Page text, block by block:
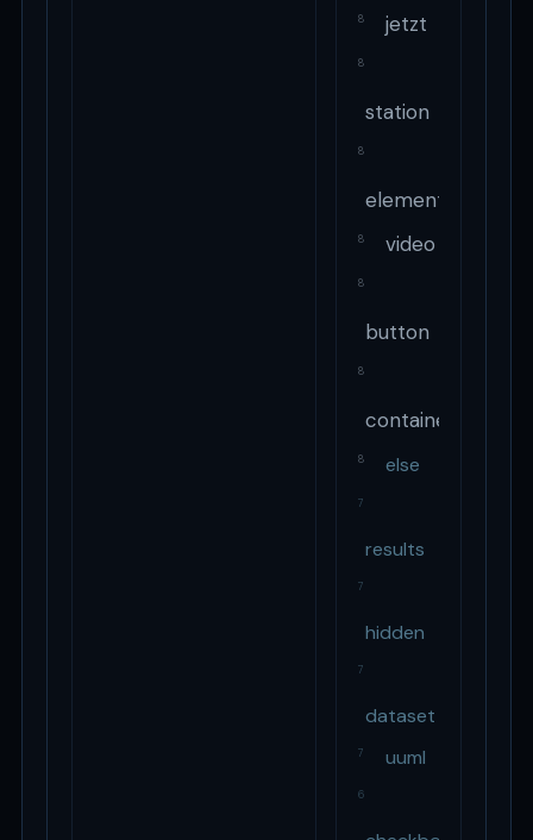
8 jetzt
8
station
8
element
8 video
8
button
8
container
8 else
7
results
7
hidden
7
dataset
7 uuml
6